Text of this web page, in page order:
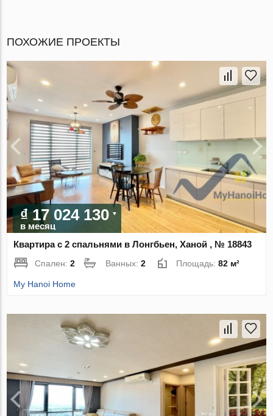
ПОХОЖИЕ ПРОЕКТЫ
₫ 17 024 130
в месяц
Квартира с 2 спальнями в Лонгбьен, Ханой , № 18843
Спален:2 Ванных:2 Площадь:82 м²
My Hanoi Home